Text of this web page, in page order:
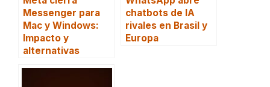
Messenger para
Mac y Windows:
Impacto y
alternativas
chatbots de IA
rivales en Brasil y
Europa